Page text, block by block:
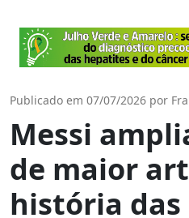
Publicado em 07/07/2026 por
Messi
de maior
história das